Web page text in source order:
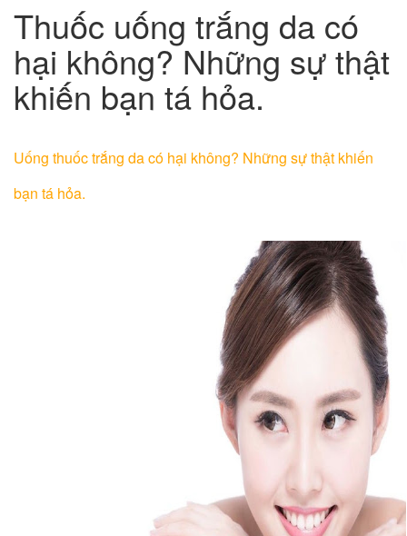
Thuốc uống trắng da có
hại không? Những sự thật
khiến bạn tá hỏa.
Uống thuốc trắng da có hại không? Những sự thật khiến
bạn tá hỏa.